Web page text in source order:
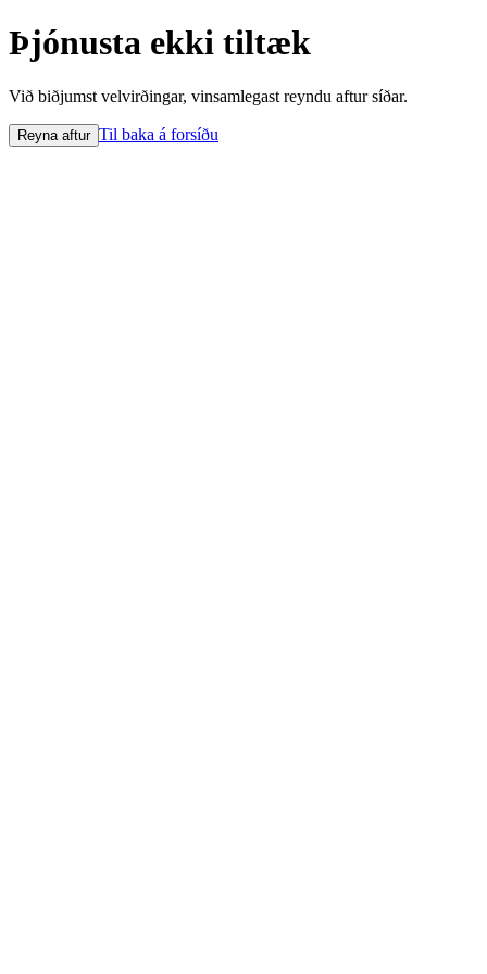
Þjónusta ekki tiltæk
Við biðjumst velvirðingar, vinsamlegast reyndu aftur síðar.
Reyna aftur Til baka á forsíðu